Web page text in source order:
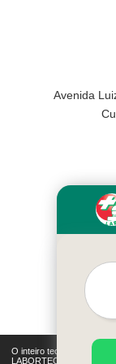
Avenida
O inteiro teor deste site
LABORTEC (Lei 9610 de